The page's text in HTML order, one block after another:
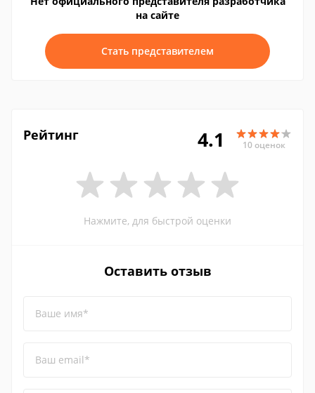
на сайте
Стать представителем
Рейтинг 4.1 10 оценок
Нажмите, для быстрой оценки
Оставить отзыв
Ваше имя*
Ваш email*